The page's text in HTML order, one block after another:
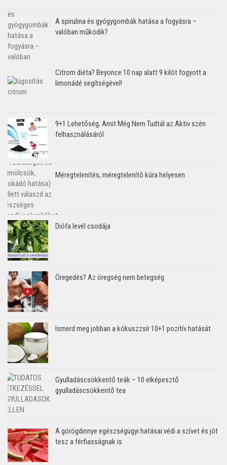
A spirulina és gyógygombák hatása a fogyásra –
valóban működik?
Citrom diéta? Beyonce 10 nap alatt 9 kilót fogyott a
limonádé segítségével!
9+1 Lehetőség, Amit Még Nem Tudtál az Aktiv szén
felhasználásáról
Méregtelenítés, méregtelenítő kúra helyesen
Diófa levél csodája
Öregedés? Az öregség nem betegség
Ismerd meg jobban a kókuszzsír 10+1 pozitív hatását
Gyulladáscsökkentő teák – 10 elképesztő
gyulladáscsökkentő tea
A görögdinnye egészségügyi hatásai:védi a szívet és jót
tesz a férfiasságnak is